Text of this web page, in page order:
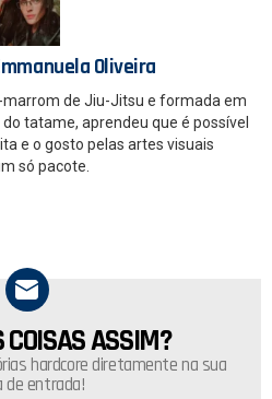
Oliveira
marrom de Jiu-Jitsu e formada em
tatame, aprendeu que é possível
e o gosto pelas artes visuais
só pacote.
COISAS ASSIM?
hardcore diretamente na sua
de entrada!